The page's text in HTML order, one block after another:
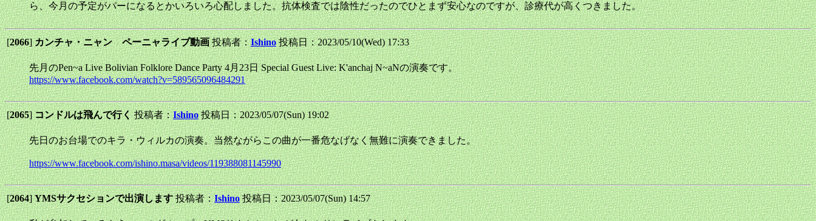
ら、今月の予定がパーになるとかいろいろ心配しました。抗体検査では陰性だったのでひとまず安心なのですが、診療代が高くつきました。
[2066]カンチャ・ニャン ペーニャライブ動画投稿者：Ishino 投稿日：2023/05/10(Wed) 17:33
先月のPen~a Live Bolivian Folklore Dance Party 4月23日 Special Guest Live: K'anchaj N~aNの演奏です。
https://www.facebook.com/watch?v=589565096484291
[2065]コンドルは飛んで行く投稿者：Ishino 投稿日：2023/05/07(Sun) 19:02
先日のお台場でのキラ・ウィルカの演奏。当然ながらこの曲が一番危なげなく無難に演奏できました。
https://www.facebook.com/ishino.masa/videos/119388081145990
[2064]YMSサクセションで出演します投稿者：Ishino 投稿日：2023/05/07(Sun) 14:57